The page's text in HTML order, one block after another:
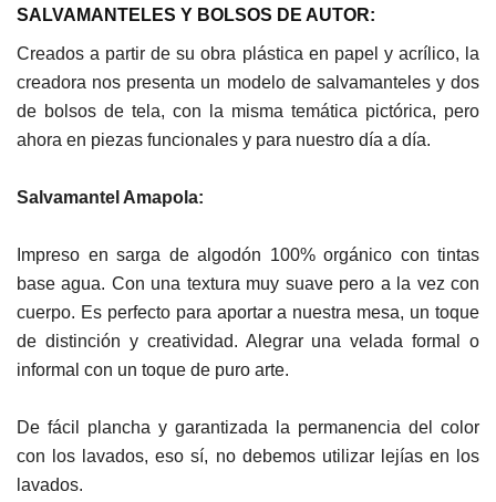
SALVAMANTELES Y BOLSOS DE AUTOR:
Creados a partir de su obra plástica en papel y acrílico, la
creadora nos presenta un modelo de salvamanteles y dos
de bolsos de tela, con la misma temática pictórica, pero
ahora en piezas funcionales y para nuestro día a día.
Salvamantel Amapola:
Impreso en sarga de algodón 100% orgánico con tintas
base agua. Con una textura muy suave pero a la vez con
cuerpo. Es perfecto para aportar a nuestra mesa, un toque
de distinción y creatividad. Alegrar una velada formal o
informal con un toque de puro arte.
De fácil plancha y garantizada la permanencia del color
con los lavados, eso sí, no debemos utilizar lejías en los
lavados.